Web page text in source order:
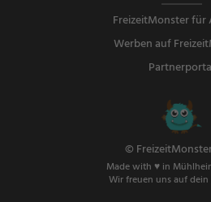
FreizeitMonster für
Werben auf
©
Made with ♥ in
Wir freuen uns auf dein